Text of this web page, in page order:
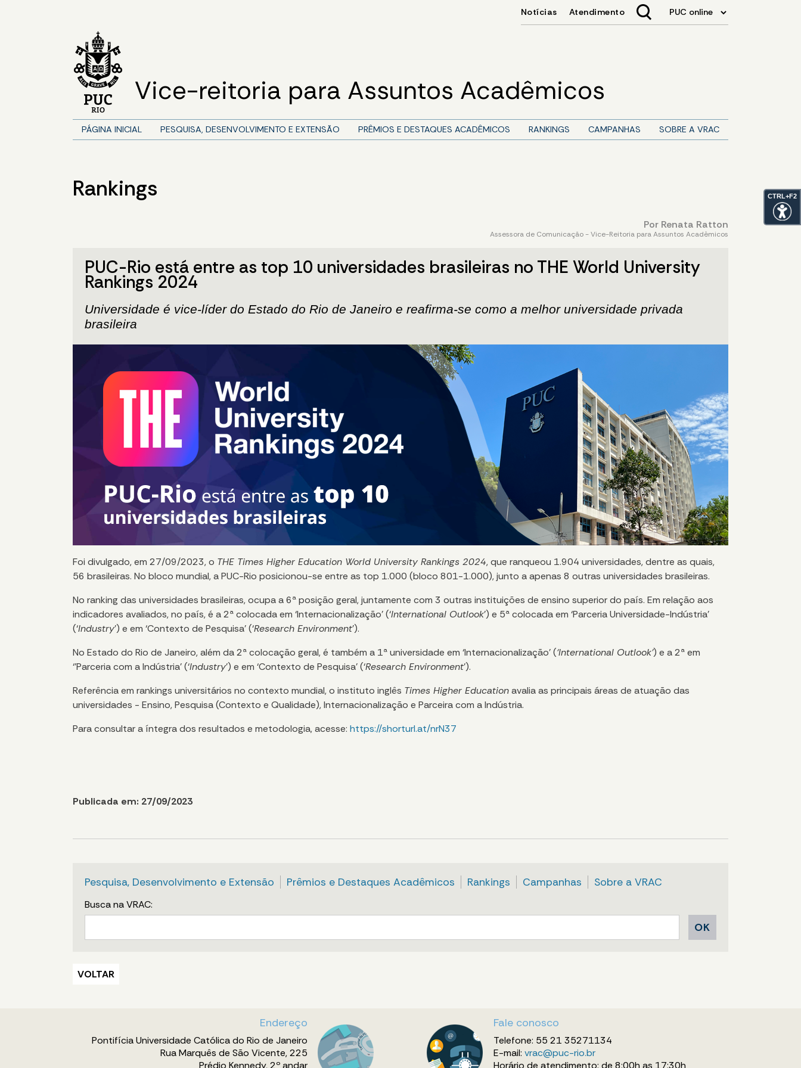
CTRL+F2
Vice-reitoria para Assuntos Acadêmicos
PÁGINA INICIAL PESQUISA, DESENVOLVIMENTO E EXTENSÃO PRÊMIOS E DESTAQUES ACADÊMICOS RANKINGS CAMPANHAS SOBRE A VRAC
Rankings
Por Renata Ratton
Assessora de Comunicação - Vice-Reitoria para Assuntos Acadêmicos
PUC-Rio está entre as top 10 universidades brasileiras no THE World University
Rankings 2024
Universidade é vice-líder do Estado do Rio de Janeiro e reafirma-se como a melhor universidade privada
brasileira
Foi divulgado, em 27/09/2023, o THE Times Higher Education World University Rankings 2024, que ranqueou 1.904 universidades, dentre as quais,
56 brasileiras. No bloco mundial, a PUC-Rio posicionou-se entre as top 1.000 (bloco 801-1.000), junto a apenas 8 outras universidades brasileiras.
No ranking das universidades brasileiras, ocupa a 6ª posição geral, juntamente com 3 outras instituições de ensino superior do país. Em relação aos
indicadores avaliados, no país, é a 2ª colocada em ‘Internacionalização’ (‘International Outlook’) e 5ª colocada em ‘Parceria Universidade-Indústria’
(‘Industry’) e em ‘Contexto de Pesquisa’ (‘Research Environment’).
No Estado do Rio de Janeiro, além da 2ª colocação geral, é também a 1ª universidade em ‘Internacionalização’ (‘International Outlook’) e a 2ª em
‘’Parceria com a Indústria’ (‘Industry’) e em ‘Contexto de Pesquisa’ (‘Research Environment’).
Referência em rankings universitários no contexto mundial, o instituto inglês Times Higher Educationavalia as principais áreas de atuação das
universidades - Ensino, Pesquisa (Contexto e Qualidade), Internacionalização e Parceira com a Indústria.
Para consultar a íntegra dos resultados e metodologia, acesse: https://shorturl.at/nrN37
Publicada em: 27/09/2023
Pesquisa, Desenvolvimento e Extensão Prêmios e Destaques Acadêmicos Rankings Campanhas Sobre a VRAC
Busca na VRAC:
VOLTAR
Endereço
Pontifícia Universidade Católica do Rio de Janeiro
Rua Marquês de São Vicente, 225
Prédio Kennedy, 2º andar
Fale conosco
Telefone: 55 21 35271134
E-mail: vrac@puc-rio.br
Horário de atendimento: de 8:00h as 17:30h